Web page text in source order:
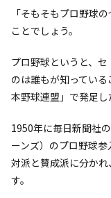
「そもそもプロ野球
ことでしょう。
プロ野球というと、
のは誰もが知ってい
本野球連盟」で発足し
1950年に毎日新聞社
ーンズ）のプロ野球
対派と賛成派に分か
す。